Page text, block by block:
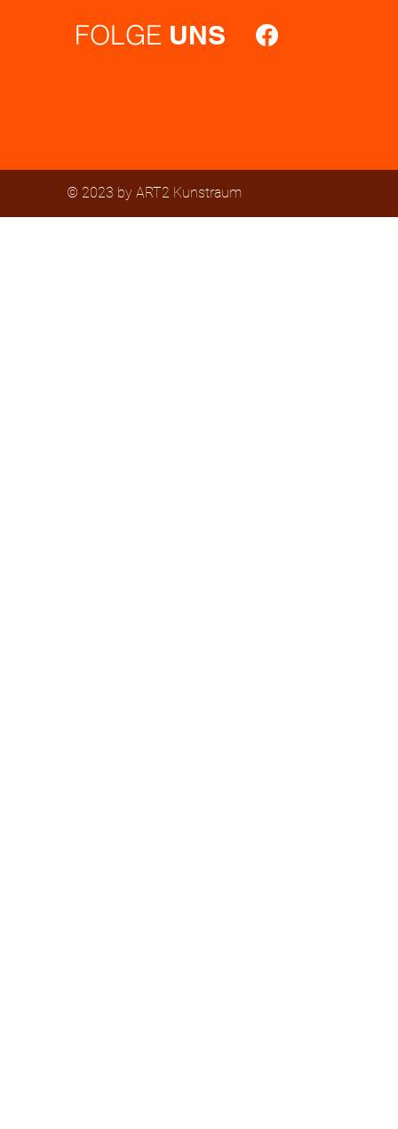
FOLGE UNS
© 2023 by ART2 Kunstraum